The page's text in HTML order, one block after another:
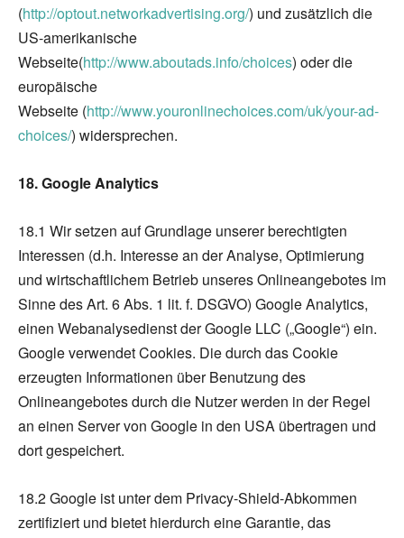
(http://optout.networkadvertising.org/) und zusätzlich die
US-amerikanische
Webseite(http://www.aboutads.info/choices) oder die
europäische
Webseite (http://www.youronlinechoices.com/uk/your-ad-
choices/) widersprechen.
18. Google Analytics
18.1 Wir setzen auf Grundlage unserer berechtigten
Interessen (d.h. Interesse an der Analyse, Optimierung
und wirtschaftlichem Betrieb unseres Onlineangebotes im
Sinne des Art. 6 Abs. 1 lit. f. DSGVO) Google Analytics,
einen Webanalysedienst der Google LLC („Google“) ein.
Google verwendet Cookies. Die durch das Cookie
erzeugten Informationen über Benutzung des
Onlineangebotes durch die Nutzer werden in der Regel
an einen Server von Google in den USA übertragen und
dort gespeichert.
18.2 Google ist unter dem Privacy-Shield-Abkommen
zertifiziert und bietet hierdurch eine Garantie, das